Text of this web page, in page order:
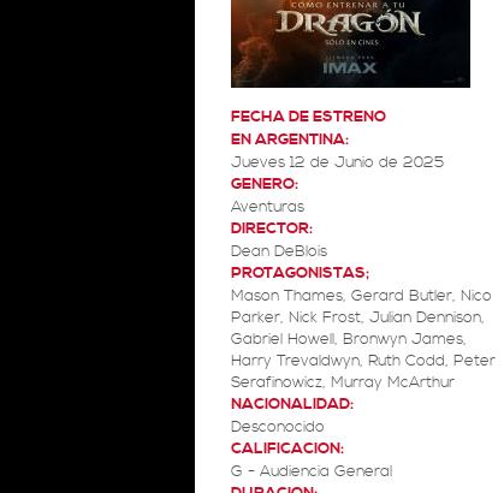
FECHA DE ESTRENO
EN ARGENTINA:
Jueves 12 de Junio de 2025
GENERO:
Aventuras
DIRECTOR:
Dean DeBlois
PROTAGONISTAS;
Mason Thames, Gerard Butler, Nico
Parker, Nick Frost, Julian Dennison,
Gabriel Howell, Bronwyn James,
Harry Trevaldwyn, Ruth Codd, Peter
Serafinowicz, Murray McArthur
NACIONALIDAD:
Desconocido
CALIFICACION:
G - Audiencia General